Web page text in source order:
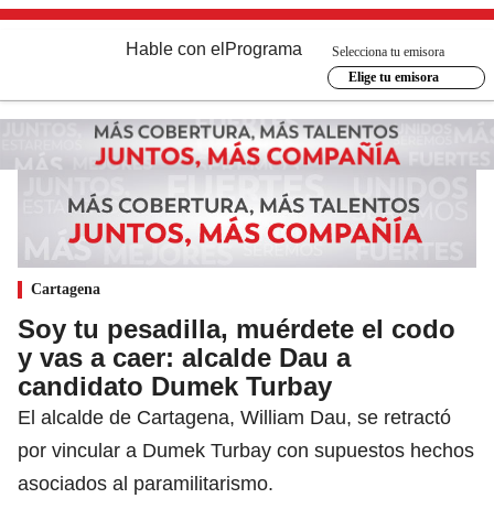
Hable con el Programa
Selecciona tu emisora
Elige tu emisora
Cartagena
Soy tu pesadilla, muérdete el codo
y vas a caer: alcalde Dau a
candidato Dumek Turbay
El alcalde de Cartagena, William Dau, se retractó
por vincular a Dumek Turbay con supuestos hechos
asociados al paramilitarismo.